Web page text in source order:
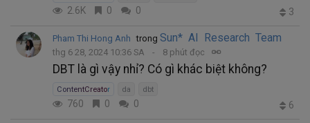
2.6K 0 0 3
Pham Thi Hong Anh trong Sun* AI Research Team
thg 6 28, 2024 10:36 SA 8 phút đọc
DBT là gì vậy nhỉ? Có gì khác biệt không?
ContentCreator da dbt
760 0 0 6